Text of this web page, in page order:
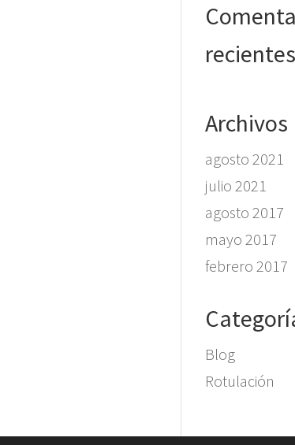
recientes
Archivos
agosto 2021
julio 2021
agosto 2017
mayo 2017
febrero 2017
Blog
Rotulación